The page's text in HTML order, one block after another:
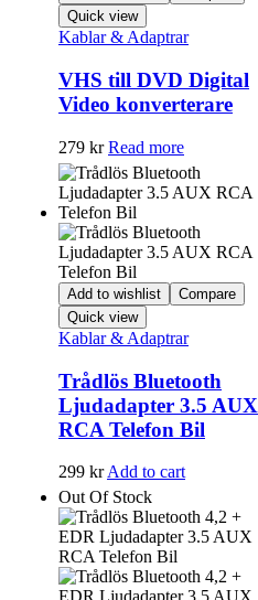
Quick view
Kablar & Adaptrar
VHS till DVD Digital
Video konverterare
279 kr Read more
Add to wishlist
Compare
Quick view
Kablar & Adaptrar
Trådlös Bluetooth
Ljudadapter 3.5 AUX
RCA Telefon Bil
299 kr Add to cart
Out Of Stock